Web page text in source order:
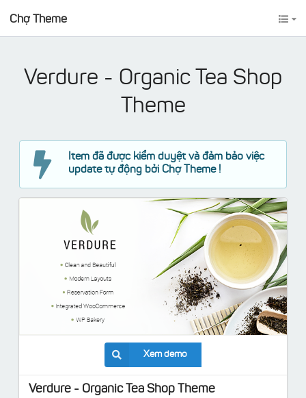
Chợ Theme
Verdure - Organic Tea Shop
Theme
Item đã được kiểm duyệt và đảm bảo việc
update tự động bởi Chợ Theme !
Xem demo
Verdure - Organic Tea Shop Theme